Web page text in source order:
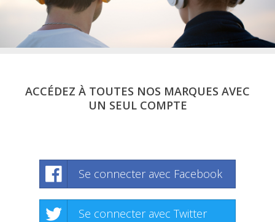
ACCÉDEZ À TOUTES NOS MARQUES AVEC
UN SEUL COMPTE
Se connecter avec Facebook
Se connecter avec Twitter